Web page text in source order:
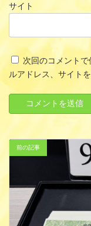
サイト
次回のコメント
ルアドレス、サイトを
前の記事